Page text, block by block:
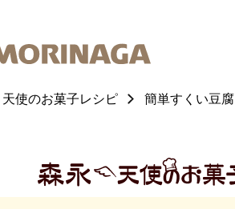
天使のお菓子レシピ 簡単すくい豆腐